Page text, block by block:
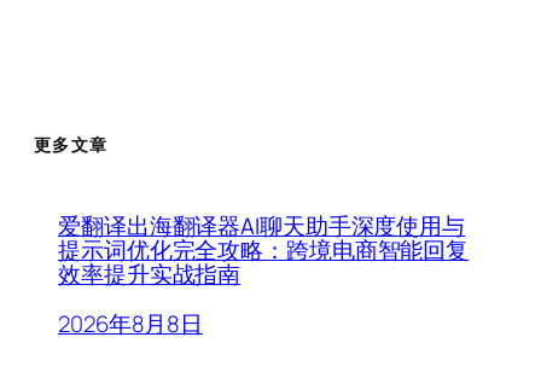
更多文章
爱翻译出海翻译器AI聊天助手深度使用与
提示词优化完全攻略：跨境电商智能回复
效率提升实战指南
2026年8月8日